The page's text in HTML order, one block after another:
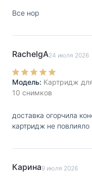
Все нор
RachelgA24 июля 2026
Модель: Картридж
10 снимков
доставка огорчила
картридж не повлияло
Карина9 июля 2026